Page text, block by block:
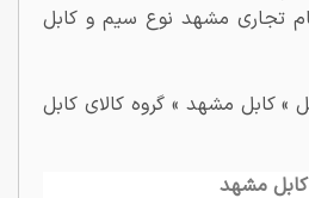
نام تجاری مشهد نوع سیم و کابل
» کابل مشهد » گروه کالای کابل
مشهد